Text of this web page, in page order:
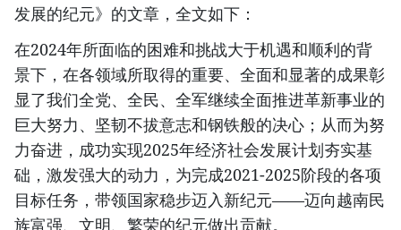
发展的纪元》的文章，全文如下：
在2024年所面临的困难和挑战大于机遇和顺利的背
景下，在各领域所取得的重要、全面和显著的成果彰
显了我们全党、全民、全军继续全面推进革新事业的
巨大努力、坚韧不拔意志和钢铁般的决心；从而为努
力奋进，成功实现2025年经济社会发展计划夯实基
础，激发强大的动力，为完成2021-2025阶段的各项
目标任务，带领国家稳步迈入新纪元——迈向越南民
族富强、文明、繁荣的纪元做出贡献。